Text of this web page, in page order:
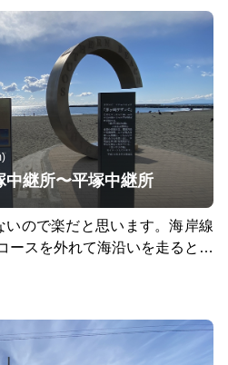
継所〜平塚中継所
ので楽だと思います。海岸線
ースを外れて海沿いを走ると最
最後平塚中継所は、最寄り駅が
まで徒歩で15分くらいかと。